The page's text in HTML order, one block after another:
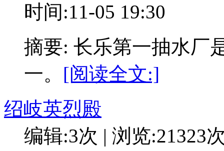
时间:11-05 19:30
摘要: 长乐第一抽水厂
一。 [阅读全文:]
绍岐英烈殿
编辑:3次 | 浏览:21323